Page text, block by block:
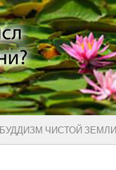
БУДДИЗМ ЧИСТОЙ ЗЕМЛИ